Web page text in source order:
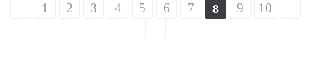
1 2 3 4 5 6 7 8 9 10